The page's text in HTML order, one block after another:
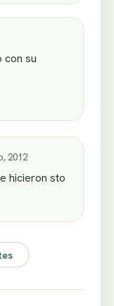
con su
2012
hicieron sto